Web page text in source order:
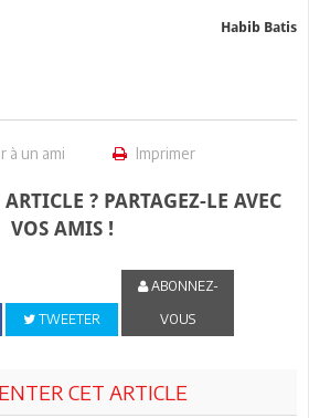
Habib Batis
à un ami Imprimer
? PARTAGEZ-LE AVEC
VOS AMIS !
TWEETER
ABONNEZ-
VOUS
CET ARTICLE